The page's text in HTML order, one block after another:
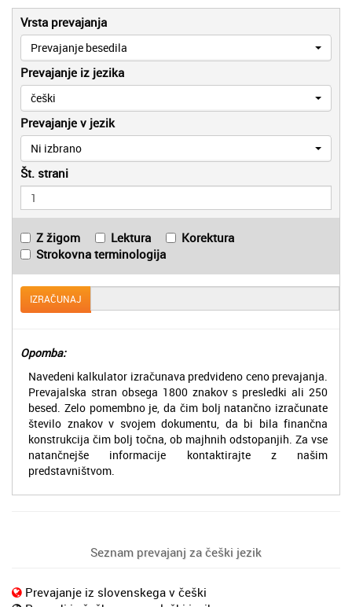
Vrsta prevajanja
Prevajanje besedila
Prevajanje iz jezika
češki
Prevajanje v jezik
Ni izbrano
Št. strani
Z žigom Lektura
Korektura
Strokovna terminologija
IZRAČUNAJ
Opomba:
Navedeni kalkulator izračunava predvideno ceno prevajanja.
Prevajalska stran obsega 1800 znakov s presledki ali 250
besed. Zelo pomembno je, da čim bolj natančno izračunate
število znakov v svojem dokumentu, da bi bila finančna
konstrukcija čim bolj točna, ob majhnih odstopanjih. Za vse
natančnejše informacije kontaktirajte z našim
predstavništvom.
Seznam prevajanj za češki jezik
Prevajanje iz slovenskega v češki